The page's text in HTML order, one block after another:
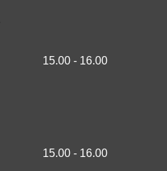
15.00 - 16.00
15.00 - 16.00